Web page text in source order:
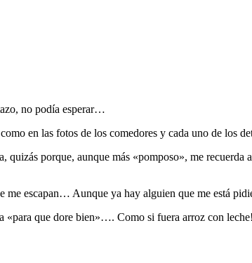
no podía esperar…
en las fotos de los comedores y cada uno de los
porque, aunque más «pomposo», me recuerda
me escapan… Aunque ya hay alguien que me está
«para que dore bien»…. Como si fuera arroz con